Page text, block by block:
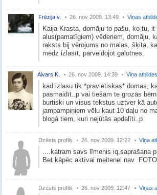
Frēzija v. 26. nov 2009. 13:49 Viņas
Kaija Krasta, domāju to pašu, ko tu,
alus(pamatīgiem) vēderiem, domāju,
raksts bij vērojums no malas, šķita,
mēdz izlasīt, pārveidojot galotnes.
Aivars K. 26. nov 2009. 14:39 Viņa atbildes
kad izlasu tik *pravietiskas* domas,
pasmaidīt..p vai tiešām te grozās
burtiski un visus tekstus uztver kā
jampampiņiem vēlu kaut 10 daļu no
blogā tiem, kuri nejūtās apdalīti..p
Dzēsts profils 26. nov 2009. 12:22 Viņa
....katram savs līmenis iq,saprašana
Bet kāpēc aktīvai meitenei nav
Dzēsts profils 26. nov 2009. 12:47 Viņas